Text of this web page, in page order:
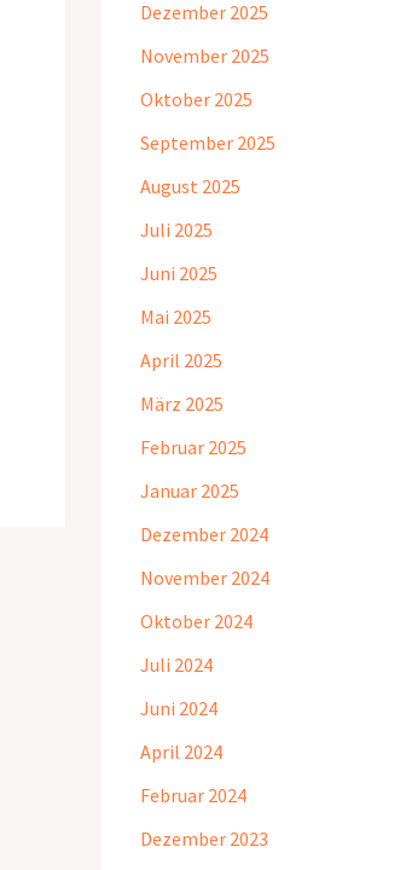
Dezember 2025
November 2025
Oktober 2025
September 2025
August 2025
Juli 2025
Juni 2025
Mai 2025
April 2025
März 2025
Februar 2025
Januar 2025
Dezember 2024
November 2024
Oktober 2024
Juli 2024
Juni 2024
April 2024
Februar 2024
Dezember 2023